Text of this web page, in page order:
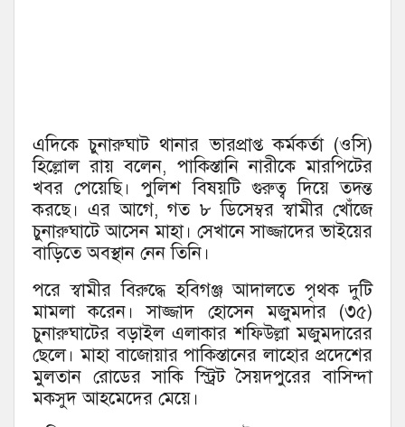
এদিকে চুনারুঘাট থানার ভারপ্রাপ্ত কর্মকর্তা (ওসি)
হিল্লোল রায় বলেন, পাকিস্তানি নারীকে মারপিটের
খবর পেয়েছি। পুলিশ বিষয়টি গুরুত্ব দিয়ে তদন্ত
করছে। এর আগে, গত ৮ ডিসেম্বর স্বামীর খোঁজে
চুনারুঘাটে আসেন মাহা। সেখানে সাজ্জাদের ভাইয়ের
বাড়িতে অবস্থান নেন তিনি।
পরে স্বামীর বিরুদ্ধে হবিগঞ্জ আদালতে পৃথক দুটি
মামলা করেন। সাজ্জাদ হোসেন মজুমদার (৩৫)
চুনারুঘাটের বড়াইল এলাকার শফিউল্লা মজুমদারের
ছেলে। মাহা বাজোয়ার পাকিস্তানের লাহোর প্রদেশের
মুলতান রোডের সাকি স্ট্রিট সৈয়দপুরের বাসিন্দা
মকসুদ আহমেদের মেয়ে।